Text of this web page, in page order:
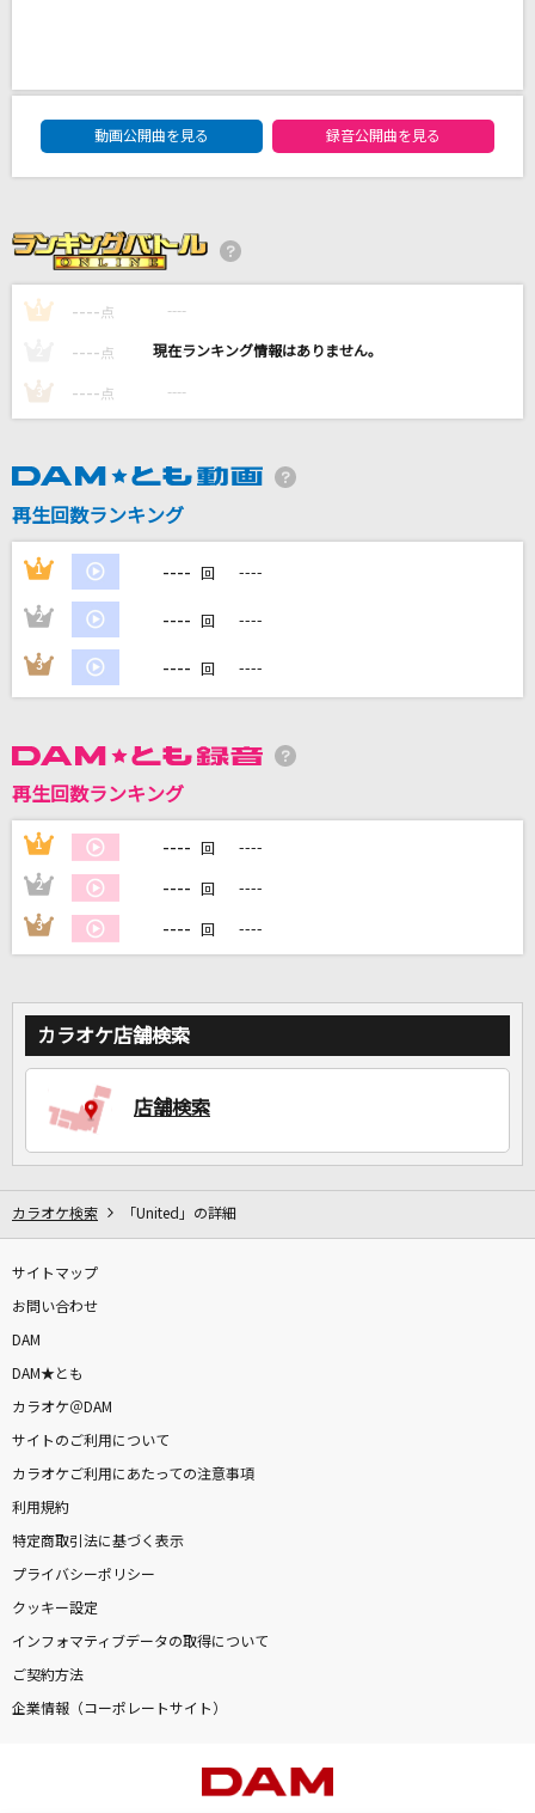
がらくた(ビデオクリップバージョン)
茅原実里
繋いだ手から
back number
[生音]今を抱きしめて
ポルノグラフィティ
カラオケ最新情報をチェック！
DAM★ともボーカルエントリーランキング
動画公開曲を見る
録音公開曲を見る
1 ---- 点 ----
---- 点 ----
3 ---- 点 ----
再生回数ランキング
1 ---- 回 ----
2 ---- 回 ----
3 ---- 回 ----
再生回数ランキング
1 ---- 回 ----
2 ---- 回 ----
3 ---- 回 ----
カラオケ店舗検索
店舗検索
カラオケ検索 「United」の詳細
サイトマップ
お問い合わせ
DAM
DAM★とも
カラオケ＠DAM
サイトのご利用について
カラオケご利用にあたっての注意事項
利用規約
特定商取引法に基づく表示
プライバシーポリシー
クッキー設定
インフォマティブデータの取得について
ご契約方法
企業情報（コーポレートサイト）